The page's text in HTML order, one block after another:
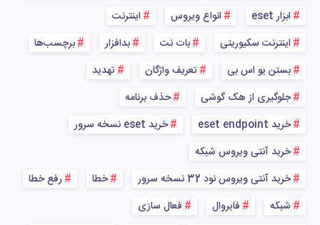
ابزار eset
انواع ویروس
اینترنت
اینترنت سکیوریتی
بات نت بدافزار
برچسب‌ها
بستن یو اس بی
تعریف واژگان
تهدید
جلوگیری از هک گوشی
حذف برنامه
خرید eset endpoint
خرید eset نسخه سرور
خرید آنتی ویروس شبکه
خرید آنتی ویروس نود 32 نسخه سرور
خطا
رفع خطا
شبکه
فایروال فعال سازی